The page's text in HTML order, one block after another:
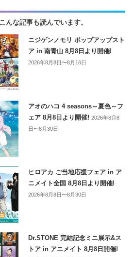
んな記事も読んでいます。
ニジゲンノモリ ポップアップスト
ア in 南青山 8月8日より開催!
2026年8月8日〜8月16日
アオのハコ 4 seasons～夏色～フ
ェア 8月8日より開催!2026年8月8
日〜8月30日
ヒロアカ ご当地応援フェア in ア
ニメイト全国 8月8日より開催!
2026年8月8日〜8月30日
Dr.STONE 完結記念ミニ展示&ス
トア in アニメイト 8月8日開催!